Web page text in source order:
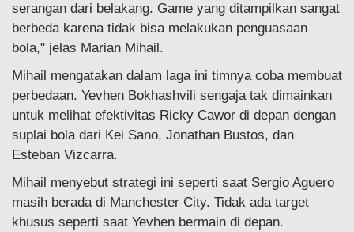
serangan dari belakang. Game yang ditampilkan sangat
berbeda karena tidak bisa melakukan penguasaan
bola," jelas Marian Mihail.
Mihail mengatakan dalam laga ini timnya coba membuat
perbedaan. Yevhen Bokhashvili sengaja tak dimainkan
untuk melihat efektivitas Ricky Cawor di depan dengan
suplai bola dari Kei Sano, Jonathan Bustos, dan
Esteban Vizcarra.
Mihail menyebut strategi ini seperti saat Sergio Aguero
masih berada di Manchester City. Tidak ada target
khusus seperti saat Yevhen bermain di depan.